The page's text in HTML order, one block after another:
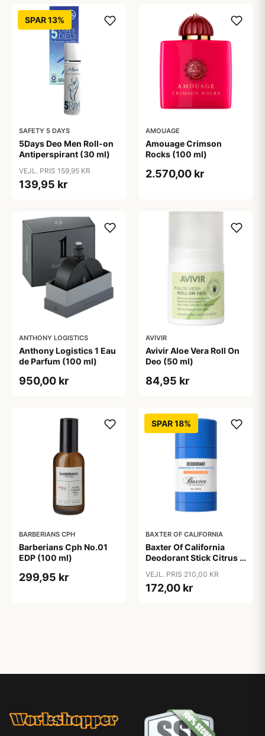
SPAR 13%
SAFETY 5 DAYS
5Days Deo Men Roll-on
Antiperspirant (30 ml)
VEJL. PRIS 159,95 KR
139,95 kr
AMOUAGE
Amouage Crimson
Rocks (100 ml)
2.570,00 kr
ANTHONY LOGISTICS
Anthony Logistics 1 Eau
de Parfum (100 ml)
950,00 kr
AVIVIR
Avivir Aloe Vera Roll On
Deo (50 ml)
84,95 kr
BARBERIANS CPH
Barberians Cph No.01
EDP (100 ml)
299,95 kr
SPAR 18%
BAXTER OF CALIFORNIA
Baxter Of California
Deodorant Stick Citrus &
VEJL. PRIS 210,00 KR
172,00 kr